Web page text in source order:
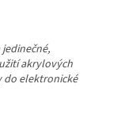
akrylových
do elektronické